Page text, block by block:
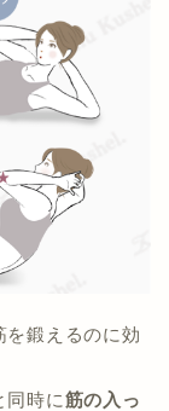
を鍛えるのに効
同時に筋の入っ